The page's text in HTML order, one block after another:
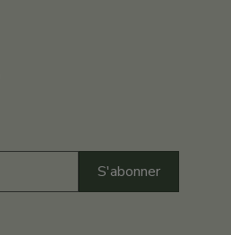
S'abonner